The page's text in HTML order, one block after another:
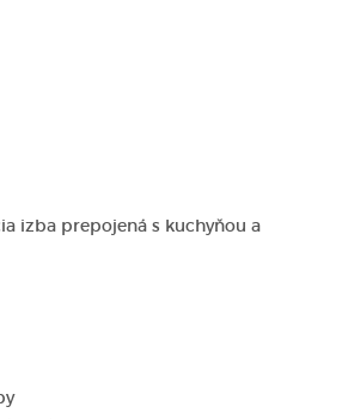
izba prepojená s kuchyňou a